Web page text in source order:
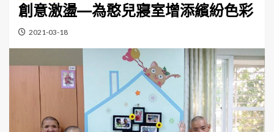
創意激盪—為憨兒寢室增添繽紛色彩
2021-03-18